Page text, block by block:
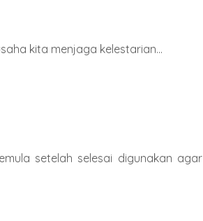
kita menjaga kelestarian...
setelah selesai digunakan agar